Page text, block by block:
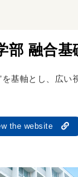
部 融合基
を基軸とし、広い
the website